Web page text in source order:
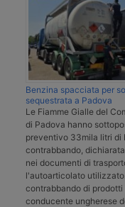
Benzina spacciata per
sequestrata a Padova
Le Fiamme Gialle del
di Padova hanno
preventivo 33mila litri di
contrabbando,
nei documenti di
l'autoarticolato
contrabbando di prodotti
conducente ungherese